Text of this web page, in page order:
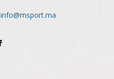
info@msport.ma